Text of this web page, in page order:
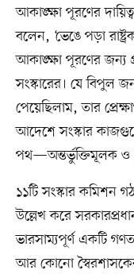
আকাঙ্ক্ষা পূরণের
বলেন, ‘ভেঙে পড়া
আকাঙ্ক্ষা পূরণের জন্য
সংস্কারের। যে বিপুল
পেয়েছিলাম, তার
আদেশে সংস্কার
পথ—অন্তর্ভুক্তিমূলক ও
১১টি সংস্কার কমিশন
উল্লেখ করে
ভারসাম্যপূর্ণ একটি
আর কোনো স্বৈরশাসকের